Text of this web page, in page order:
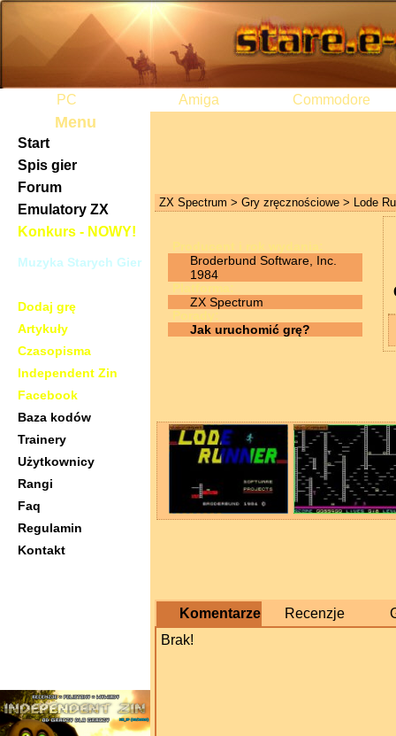
PC Amiga Commodore
Menu
Start
Spis gier
Forum
Emulatory ZX
Konkurs - NOWY!
Muzyka Starych Gier
Dodaj grę
Artykuły
Czasopisma
Independent Zin
Facebook
Baza kodów
Trainery
Użytkownicy
Rangi
Faq
Regulamin
Kontakt
ZX Spectrum > Gry zręcznościowe > Lode
Broderbund Software, Inc.
1984
ZX Spectrum
Jak uruchomić grę?
Komentarze Recenzje
Brak!